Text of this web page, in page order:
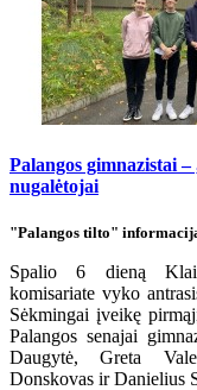
Palangos gimnazistai
nugalėtojai
"Palangos tilto"
Spalio 6 dieną
komisariate vyko
Sėkmingai įveikę
Palangos senajai
Daugytė, Greta
Donskovas ir Danielius